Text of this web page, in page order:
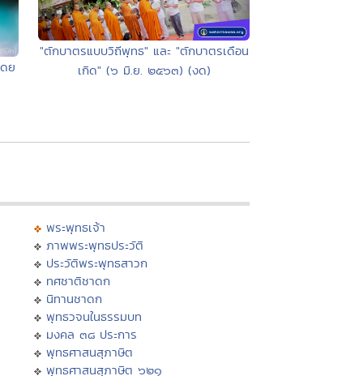
ย
"ตักบาตรแบบวิถีพุทธ" และ "ตักบาตรเดือน
เกิด" (๖ มิ.ย. ๒๕๖๓) (งด)
พระพุทธเจ้า
ภาพพระพุทธประวัติ
ประวัติพระพุทธสาวก
ทศชาติชาดก
นิทานชาดก
พุทธวจนในธรรมบท
มงคล ๓๘ ประการ
พุทธศาสนสุภาษิต
พุทธศาสนสุภาษิต ๖๒๑